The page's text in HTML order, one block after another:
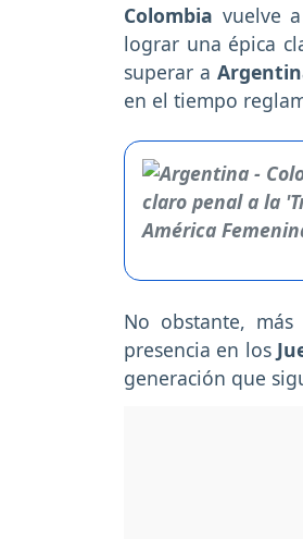
Colombia vuelve
lograr una épica
superar a
en el tiempo
No obstante,
presencia en los
generación que